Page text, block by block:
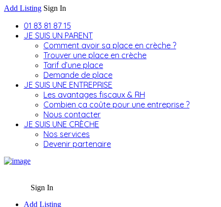
Add Listing Sign In
01 83 81 87 15
JE SUIS UN PARENT
Comment avoir sa place en crèche ?
Trouver une place en crèche
Tarif d’une place
Demande de place
JE SUIS UNE ENTREPRISE
Les avantages fiscaux & RH
Combien ça coûte pour une entreprise ?
Nous contacter
JE SUIS UNE CRÈCHE
Nos services
Devenir partenaire
Sign In
Add Listing